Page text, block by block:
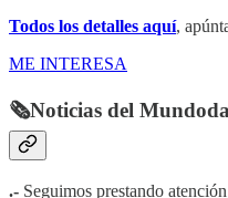
Todos los detalles aquí,
ME INTERESA
🗞️Noticias del
.- Seguimos prestando